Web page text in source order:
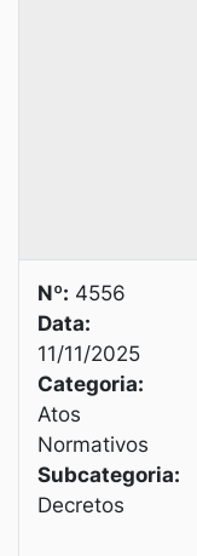
Nº: 4556
Data:
11/11/2025
Categoria:
Atos
Normativos
Subcategoria:
Decretos